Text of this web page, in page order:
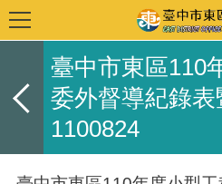
臺中市東區110
委外督導紀錄
1100824